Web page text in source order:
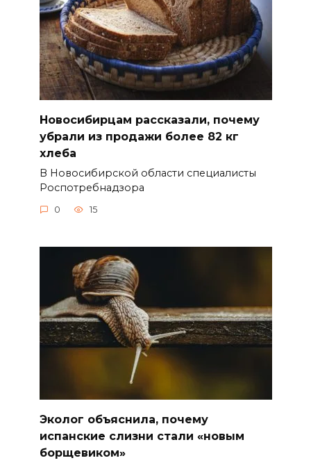
Новосибирцам рассказали, почему
убрали из продажи более 82 кг
хлеба
В Новосибирской области специалисты
Роспотребнадзора
0 15
Эколог объяснила, почему
испанские слизни стали «новым
борщевиком»